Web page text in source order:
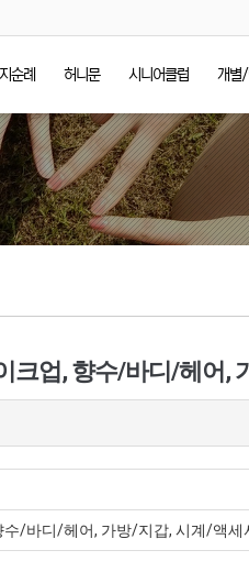
순례 허니문 시니어클럽 개별/
수/바디/헤어, 가방/지갑, 시계/액